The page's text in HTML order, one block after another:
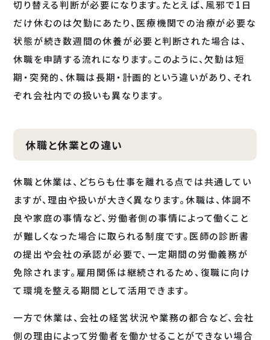
切り替える判断が必要になります。たとえば、風邪で1日
だけ休むのは欠勤にあたり、医療機関での治療が必要な
状態が続き数週間の休養が必要と判断された場合は、
休職を申請する流れになります。このように、欠勤は短
期・突発的、休職は長期・計画的という違いがあり、それ
ぞれ会社内での扱いも異なります。
休職と休業との違い
休職と休業は、どちらも仕事を離れる点では共通してい
ますが、理由や扱いが大きく異なります。休職は、体調不
良や家庭の事情など、労働者側の事情によって働くこと
が難しくなった場合に取られる制度です。医師の診断書
の提出や会社の承認が必要で、一定期間の労働義務が
免除されます。雇用関係は継続されるため、復職に向け
て環境を整える期間として活用できます。
一方で休業は、会社の経営状況や業務の都合など、会社
側の理由によって労働者を働かせることができない場合